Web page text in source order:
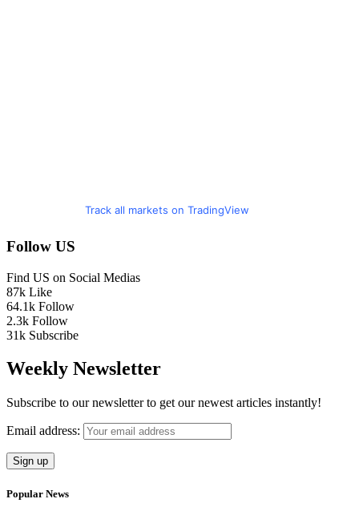
Track all markets on TradingView
Follow US
Find US on Social Medias
87k Like
64.1k Follow
2.3k Follow
31k Subscribe
Weekly Newsletter
Subscribe to our newsletter to get our newest articles instantly!
Email address:
Popular News